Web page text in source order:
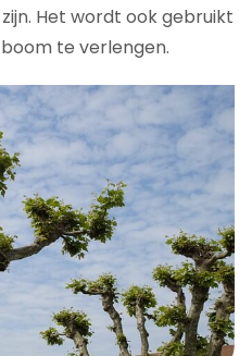
Het wordt ook gebruikt
te verlengen.